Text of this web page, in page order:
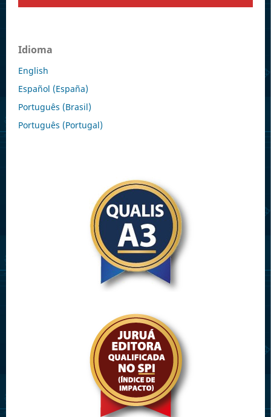
Idioma
English
Español (España)
Português (Brasil)
Português (Portugal)